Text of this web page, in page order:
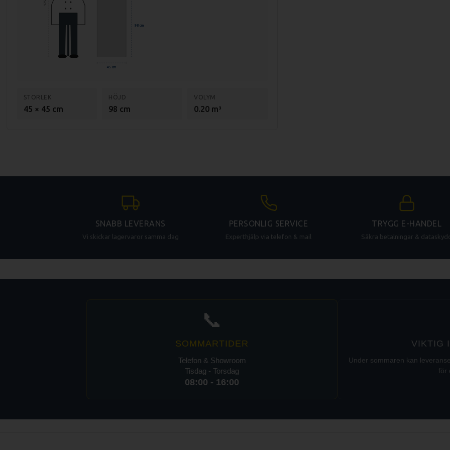
Storlek hyllplan
Ø : 300mm
98 cm
45 cm
STORLEK
45 × 45 cm
HÖJD
98 cm
VOLYM
0.20 m³
SNABB LEVERANS
Vi skickar lagervaror samma dag
PERSONLIG SERVICE
Experthjälp via telefon & mail
TRYGG E-HANDEL
Säkra betalningar &
📞
SOMMARTIDER
Telefon & Showroom
Tisdag - Torsdag
08:00 - 16:00
VIKTIG
Under sommaren kan
för